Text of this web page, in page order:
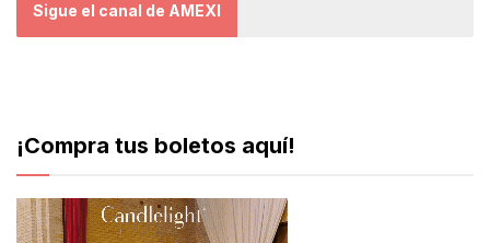
Sigue el canal de AMEXI
¡Compra tus boletos aquí!